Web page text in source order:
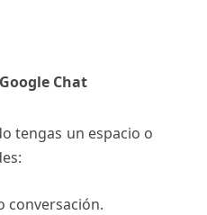
Chat
tengas un espacio o
conversación.